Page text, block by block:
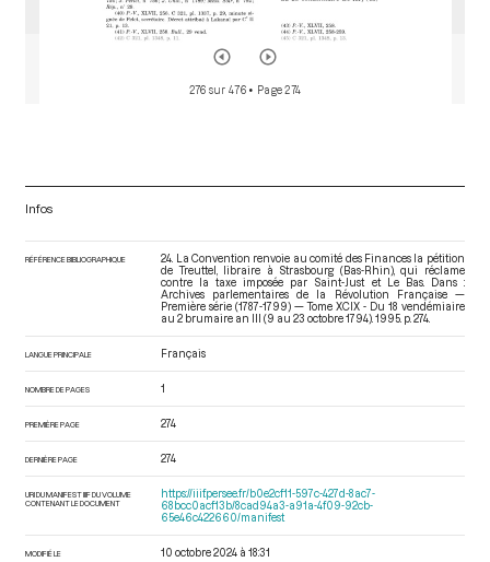
276 sur 476 • Page 274
Infos
RÉFÉRENCE BIBLIOGRAPHIQUE
24. La Convention renvoie au comité des Finances la pétition
de Treuttel, libraire à Strasbourg (Bas-Rhin), qui réclame
contre la taxe imposée par Saint-Just et Le Bas. Dans :
Archives parlementaires de la Révolution Française —
Première série (1787-1799) — Tome XCIX - Du 18 vendémiaire
au 2 brumaire an III (9 au 23 octobre 1794) . 1995. p. 274.
LANGUE PRINCIPALE Français
NOMBRE DE PAGES 1
PREMIÈRE PAGE 274
DERNIÈRE PAGE 274
URI DU MANIFEST IIIF DU VOLUME
CONTENANT LE DOCUMENT
https://iiif.persee.fr/b0e2cf11-597c-427d-8ac7-
68bcc0acf13b/8cad94a3-a91a-4f09-92cb-
65e46c422660/manifest
MODIFIÉ LE 10 octobre 2024 à 18:31